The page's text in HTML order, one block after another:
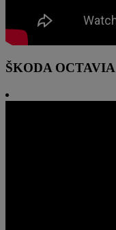
ŠKODA OCTAVIA